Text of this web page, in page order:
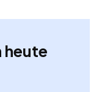
heute